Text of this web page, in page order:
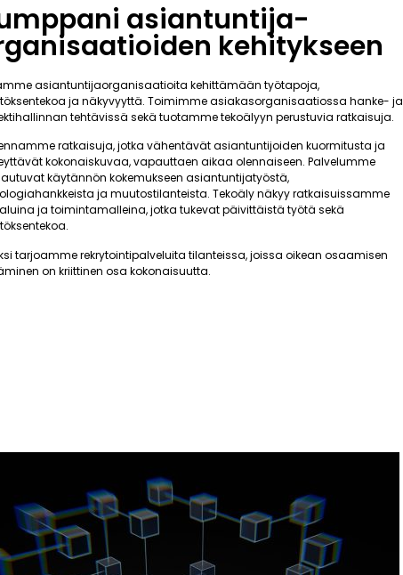
asiantuntija-
kehitykseen
asiantuntijaorganisaatioita kehittämään työtapoja,
ja näkyvyyttä. Toimimme asiakasorganisaatiossa hanke- ja
tehtävissä sekä tuotamme tekoälyyn perustuvia ratkaisuja.
ratkaisuja, jotka vähentävät asiantuntijoiden kuormitusta ja
kokonaiskuvaa, vapauttaen aikaa olennaiseen. Palvelumme
käytännön kokemukseen asiantuntijatyöstä,
ja muutostilanteista. Tekoäly näkyy ratkaisuissamme
ja toimintamalleina, jotka tukevat päivittäistä työtä sekä
tarjoamme rekrytointipalveluita tilanteissa, joissa oikean osaamisen
on kriittinen osa kokonaisuutta.